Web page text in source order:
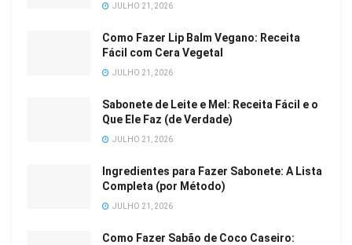
JULHO 21, 2026
Como Fazer Lip Balm Vegano: Receita
Fácil com Cera Vegetal
JULHO 21, 2026
Sabonete de Leite e Mel: Receita Fácil e o
Que Ele Faz (de Verdade)
JULHO 21, 2026
Ingredientes para Fazer Sabonete: A Lista
Completa (por Método)
JULHO 21, 2026
Como Fazer Sabão de Coco Caseiro: